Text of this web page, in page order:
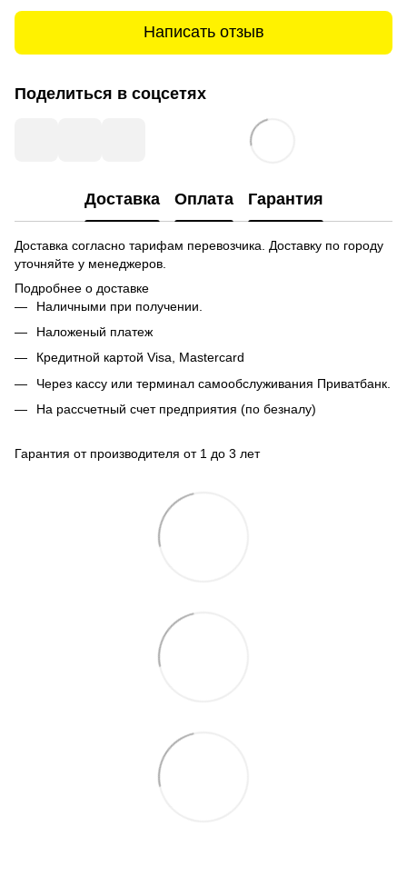
Написать отзыв
Поделиться в соцсетях
Доставка Оплата Гарантия
Доставка согласно тарифам перевозчика. Доставку по городу
уточняйте у менеджеров.
Подробнее о доставке
Наличными при получении.
Наложеный платеж
Кредитной картой Visa, Mastercard
Через кассу или терминал самообслуживания Приватбанк.
На рассчетный счет предприятия (по безналу)
Гарантия от производителя от 1 до 3 лет